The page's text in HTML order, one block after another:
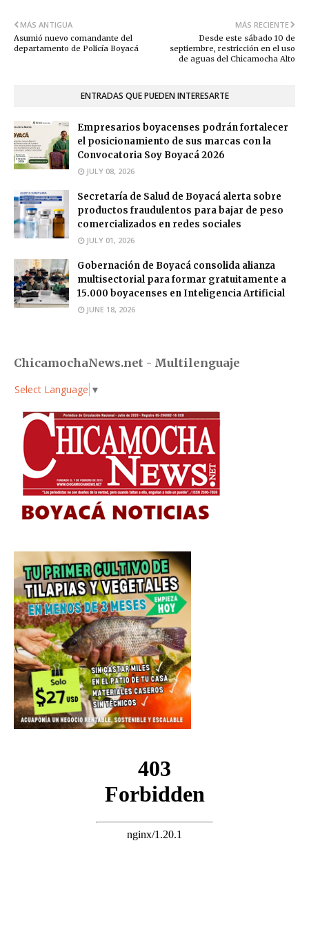
MÁS RECIENTE
Desde este sábado 10 de
septiembre, restricción en el uso
de aguas del Chicamocha Alto
MÁS ANTIGUA
Asumió nuevo comandante del
departamento de Policía Boyacá
ENTRADAS QUE PUEDEN INTERESARTE
Empresarios boyacenses podrán fortalecer
el posicionamiento de sus marcas con la
Convocatoria Soy Boyacá 2026
JULY 08, 2026
Secretaría de Salud de Boyacá alerta sobre
productos fraudulentos para bajar de peso
comercializados en redes sociales
JULY 01, 2026
Gobernación de Boyacá consolida alianza
multisectorial para formar gratuitamente a
15.000 boyacenses en Inteligencia Artificial
JUNE 18, 2026
ChicamochaNews.net - Multilenguaje
Select Language ▼